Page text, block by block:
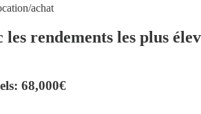
achat
rendements les plus
68,000€